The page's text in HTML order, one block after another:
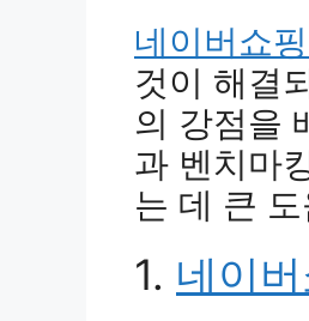
네이버쇼
것이 해결
의 강점을
과 벤치마
는 데 큰
1. 네이